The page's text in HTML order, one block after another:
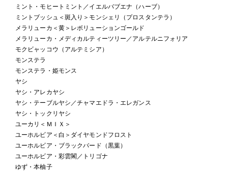
ミント・モヒートミント／イエルバブエナ（ハーブ）
ミントブッシュ＜斑入り＞モンシェリ（プロスタンテラ）
メラリューカ＜黄＞レボリューションゴールド
メラリューカ・メディカルティーツリー／アルテルニフォリア
モクビャッコウ（アルテミシア）
モンステラ
モンステラ・姫モンス
ヤシ
ヤシ・アレカヤシ
ヤシ・テーブルヤシ／チャマエドラ・エレガンス
ヤシ・トックリヤシ
ユーカリ＜ＭＩＸ＞
ユーホルビア＜白＞ダイヤモンドフロスト
ユーホルビア・ブラックバード（黒葉）
ユーホルビア・彩雲閣／トリゴナ
ゆず・本柚子